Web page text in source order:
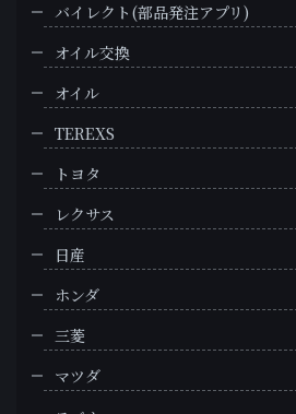
バイレクト(部品発注アプリ)
オイル交換
オイル
TEREXS
トヨタ
レクサス
日産
ホンダ
三菱
マツダ